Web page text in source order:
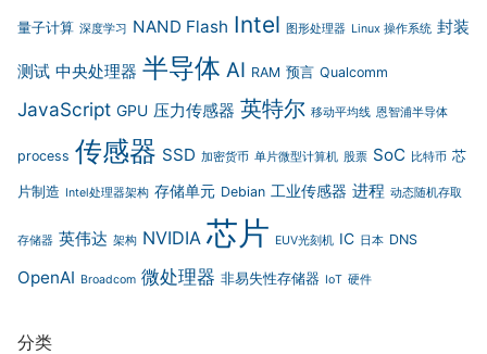
量子计算 深度学习 NAND Flash Intel 图形处理器 Linux 操作系统 封装
测试 中央处理器 半导体 AI RAM 预言 Qualcomm
JavaScript GPU 压力传感器 英特尔 移动平均线 恩智浦半导体
process 传感器 SSD 加密货币 单片微型计算机 股票 SoC 比特币 芯
片制造 Intel处理器架构 存储单元 Debian 工业传感器 进程 动态随机存取
存储器 英伟达 架构 NVIDIA 芯片 EUV光刻机 IC 日本 DNS
OpenAI Broadcom 微处理器 非易失性存储器 IoT 硬件
分类